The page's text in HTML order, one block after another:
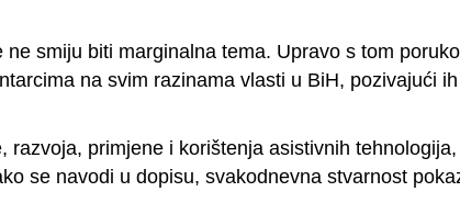
smiju biti marginalna tema. Upravo s tom
na svim razinama vlasti u BiH, pozivajući
razvoja, primjene i korištenja asistivnih
se navodi u dopisu, svakodnevna stvarnost